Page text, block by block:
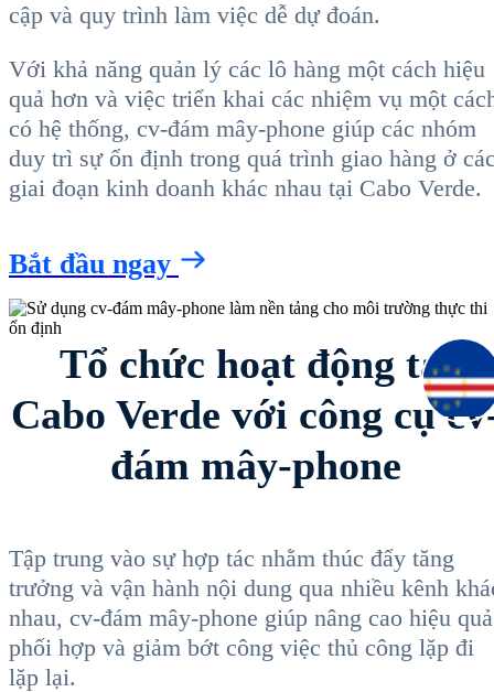
cập và quy trình làm việc dễ dự đoán.
Với khả năng quản lý các lô hàng một cách hiệu
quả hơn và việc triển khai các nhiệm vụ một
có hệ thống, cv-đám mây-phone giúp các nhóm
duy trì sự ổn định trong quá trình giao hàng ở
giai đoạn kinh doanh khác nhau tại Cabo Verde.
Bắt đầu ngay
Tổ chức hoạt động tại
Cabo Verde với công cụ
đám mây-phone
Tập trung vào sự hợp tác nhằm thúc đẩy tăng
trưởng và vận hành nội dung qua nhiều kênh
nhau, cv-đám mây-phone giúp nâng cao hiệu quả
phối hợp và giảm bớt công việc thủ công lặp đi
lặp lại.